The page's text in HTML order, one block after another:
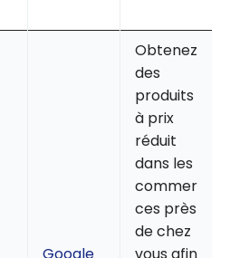
Google
Obtenez
des
produits
à prix
réduit
dans les
commer
ces près
de chez
vous afin